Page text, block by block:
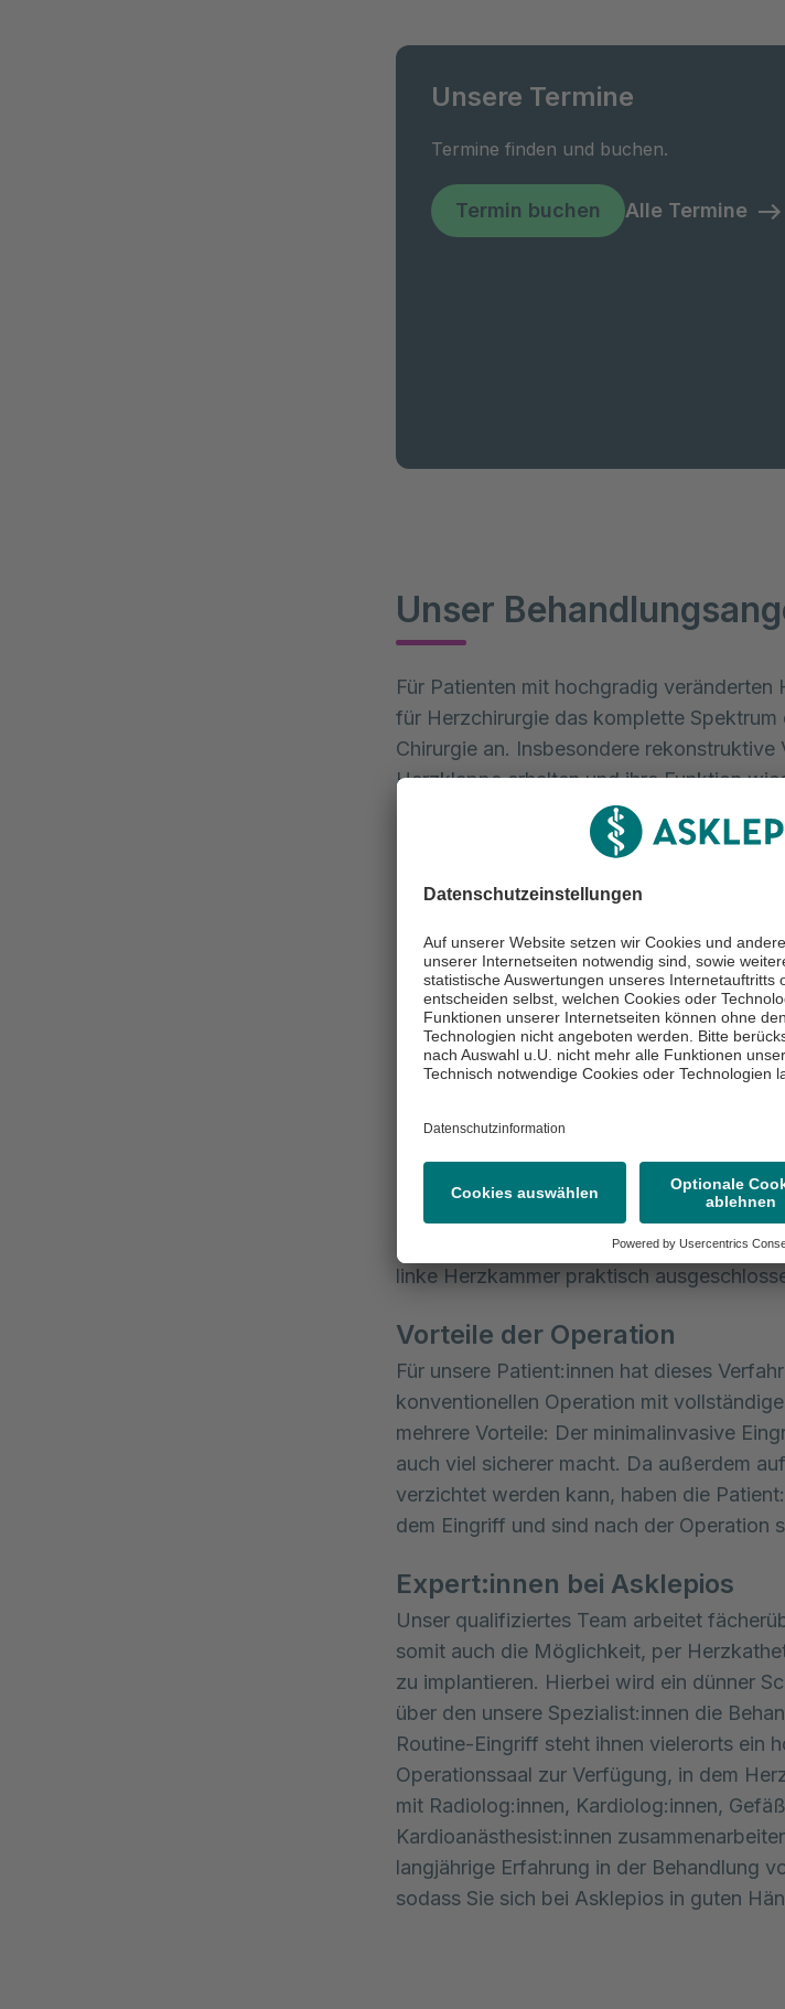
Unsere Termine
Termine finden und buchen.
Termin buchen Alle Termine
Unser
Für Patienten mit hochgradig veränderten
für Herzchirurgie das komplette
Chirurgie an. Insbesondere rekonstruktive
Herzklappe erhalten und ihre Funktion
unsere Spezialist:innen dabei an. Ein
dabei auf minimalinvasive Techniken, für
Minimalinvasive Operation
Dieminimalinvasive Operation der
einem Standard geworden. Hierbei wird
Klappenmaterial entfernt und die
Klappenring schließdicht eingepasst.
der Herzchirurgie eine zügigere Operation
Herzklappen-Prothese gewährleisten.
nicht optimal angepasste Klappengröße)
Funktionsstörungen der Klappenprothese
Undichtigkeit (Aortenklappeninsuffizienz)
linke Herzkammer praktisch
Vorteile der Operation
Für unsere Patient:innen hat dieses
konventionellen Operation mit
mehrere Vorteile: Der minimalinvasive
auch viel sicherer macht. Da außerdem
verzichtet werden kann, haben die
dem Eingriff und sind nach der Operation
Expert:innen bei Asklepios
Unser qualifiziertes Team arbeitet
somit auch die Möglichkeit, per
zu implantieren. Hierbei wird ein dünner
über den unsere Spezialist:innen die
Routine-Eingriff steht ihnen vielerorts ein
Operationssaal zur Verfügung, in dem
mit Radiolog:innen, Kardiolog:innen,
Kardioanästhesist:innen
langjährige Erfahrung in der Behandlung
sodass Sie sich bei Asklepios in guten